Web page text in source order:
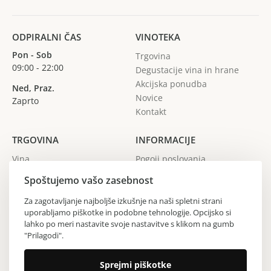
ODPIRALNI ČAS
Pon - Sob
09:00 - 22:00
Ned, Praz.
Zaprto
VINOTEKA
Trgovina
Degustacije vina in hrane
Akcijska ponudba
Novice
Kontakt
TRGOVINA
Vina
Gin
Vinarji
Regije
INFORMACIJE
Pogoji poslovanja
Copyright © 2024 Vinoteka Sodček. Vse pravice pridržane.
Spoštujemo vašo zasebnost
Za zagotavljanje najboljše izkušnje na naši spletni strani
uporabljamo piškotke in podobne tehnologije. Opcijsko si
lahko po meri nastavite svoje nastavitve s klikom na gumb
"Prilagodi".
Sprejmi piškotke